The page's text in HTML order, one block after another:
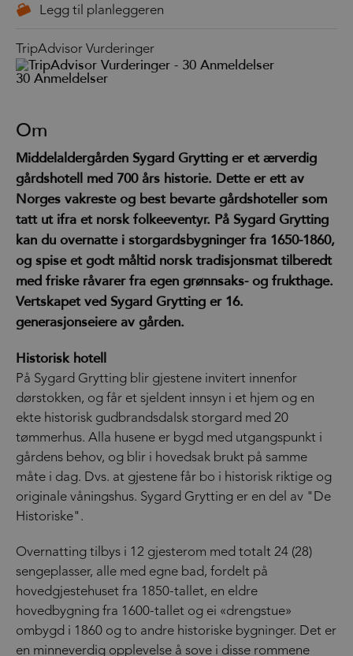
TripAdvisor Vurderinger
30 Anmeldelser
Om
Middelaldergården Sygard Grytting er et ærverdig
gårdshotell med 700 års historie. Dette er ett av
Norges vakreste og best bevarte gårdshoteller som
tatt ut ifra et norsk folkeeventyr. På Sygard Grytting
kan du overnatte i storgardsbygninger fra 1650-1860,
og spise et godt måltid norsk tradisjonsmat tilberedt
med friske råvarer fra egen grønnsaks- og frukthage.
Vertskapet ved Sygard Grytting er 16.
generasjonseiere av gården.
Historisk hotell
På Sygard Grytting blir gjestene invitert innenfor
dørstokken, og får et sjeldent innsyn i et hjem og en
ekte historisk gudbrandsdalsk storgard med 20
tømmerhus. Alla husene er bygd med utgangspunkt i
gårdens behov, og blir i hovedsak brukt på samme
måte i dag. Dvs. at gjestene får bo i historisk riktige og
originale våningshus. Sygard Grytting er en del av "De
Historiske".
Overnatting tilbys i 12 gjesterom med totalt 24 (28)
sengeplasser, alle med egne bad, fordelt på
hovedgjestehuset fra 1850-tallet, en eldre
hovedbygning fra 1600-tallet og ei «drengstue»
ombygd i 1860 og to andre historiske bygninger. Det er
en minneverdig opplevelse å sove i disse rommene